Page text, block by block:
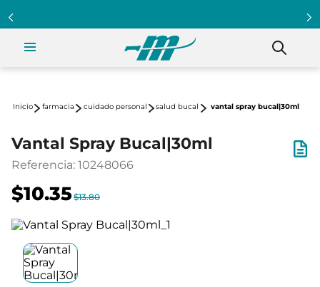
farmacia cuidado personal salud bucal vantal spray bucal|30ml
Vantal Spray Bucal|30ml
Referencia: 10248066
$10.35$13.80